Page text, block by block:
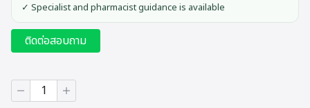
✓ Specialist and pharmacist guidance is available
ติดต่อสอบถาม
Doctor
V